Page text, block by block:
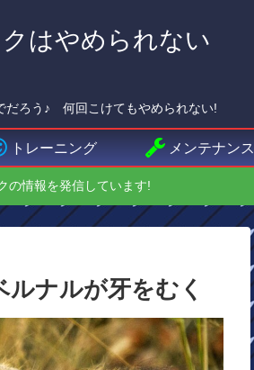
はやめられない
ろう♪ 何回こけてもやめられない!
トレーニング メンテナンス
の情報を発信しています!
ナルが牙をむく